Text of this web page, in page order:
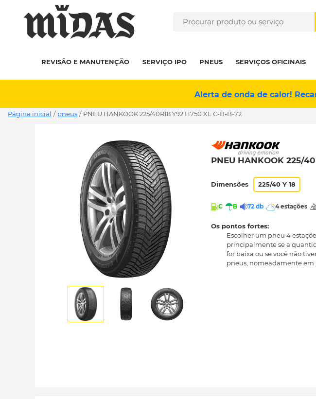
REVISÃO E MANUTENÇÃO SERVIÇO IPO PNEUS SERVIÇOS OFICINAIS
Alerta de onda de calor!
Página inicial / pneus / PNEU HANKOOK 225/40R18 Y92 H750 XL C-B-B-72
PNEU HANKOOK 225/
Dimensões 225/40 Y 18
C B 72 db 4 estações
Os pontos fortes:
Escolher um pneu 4
principalmente se a
for baixa ou se você não
pneus, nomeadamente em